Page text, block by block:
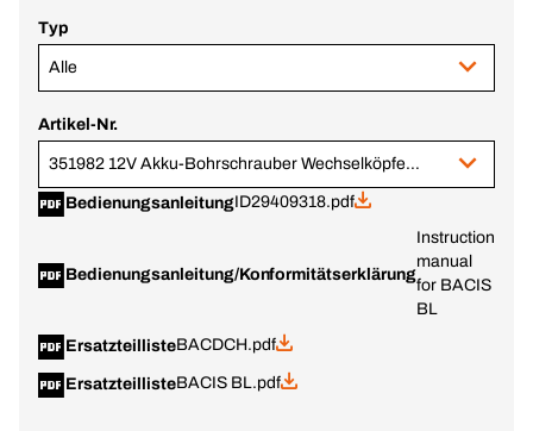
Typ
Alle
Artikel-Nr.
351982 12V Akku-Bohrschrauber Wechselköpfe BACDCH & Drehschlagschrauber BACIS BL
BedienungsanleitungID29409318.pdf
Bedienungsanleitung/Konformitätserklärung
Instruction
manual
for BACIS
BL
ErsatzteillisteBACDCH.pdf
ErsatzteillisteBACIS BL.pdf